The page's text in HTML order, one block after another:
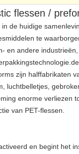
flessen /
de huidige
te
en andere
zijn halffabrikaten
luchtbelletjes,
enorme verliezen
van PET-flessen.
en begint het